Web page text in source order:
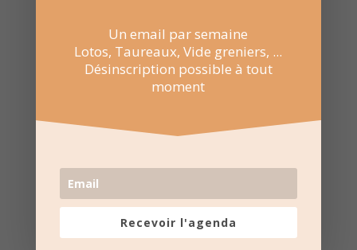
Un email par semaine
Lotos, Taureaux, Vide greniers, ...
Désinscription possible à tout
moment
Recevoir l'agenda